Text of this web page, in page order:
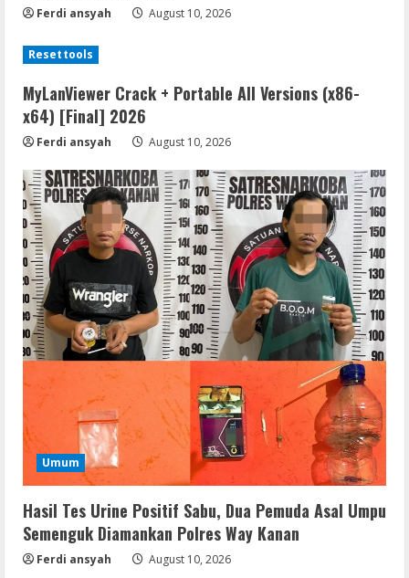
Ferdi ansyah August 10, 2026
Resettools
MyLanViewer Crack + Portable All Versions (x86-
x64) [Final] 2026
Ferdi ansyah August 10, 2026
Umum
Hasil Tes Urine Positif Sabu, Dua Pemuda Asal Umpu
Semenguk Diamankan Polres Way Kanan
Ferdi ansyah August 10, 2026